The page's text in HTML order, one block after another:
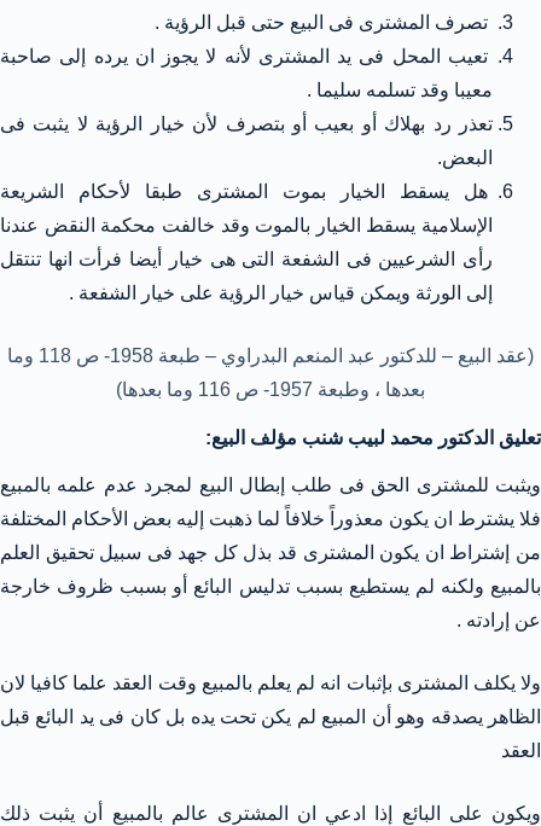
تصرف المشترى فى البيع حتى قبل الرؤية .
تعيب المحل فى يد المشترى لأنه لا يجوز ان يرده إلى صاحبة
معيبا وقد تسلمه سليما .
تعذر رد بهلاك أو بعيب أو بتصرف لأن خيار الرؤية لا يثبت فى
البعض.
هل يسقط الخيار بموت المشترى طبقا لأحكام الشريعة
الإسلامية يسقط الخيار بالموت وقد خالفت محكمة النقض عندنا
رأى الشرعيين فى الشفعة التى هى خيار أيضا فرأت انها تنتقل
إلى الورثة ويمكن قياس خيار الرؤية على خيار الشفعة .
(عقد البيع – للدكتور عبد المنعم البدراوي – طبعة 1958- ص 118 وما
بعدها ، وطبعة 1957- ص 116 وما بعدها)
تعليق الدكتور محمد لبيب شنب مؤلف البيع:
ويثبت للمشترى الحق فى طلب إبطال البيع لمجرد عدم علمه بالمبيع
فلا يشترط ان يكون معذوراً خلافاً لما ذهبت إليه بعض الأحكام المختلفة
من إشتراط ان يكون المشترى قد بذل كل جهد فى سبيل تحقيق العلم
بالمبيع ولكنه لم يستطيع بسبب تدليس البائع أو بسبب ظروف خارجة
عن إرادته .
ولا يكلف المشترى بإثبات انه لم يعلم بالمبيع وقت العقد علما كافيا لان
الظاهر يصدقه وهو أن المبيع لم يكن تحت يده بل كان فى يد البائع قبل
العقد
ويكون على البائع إذا ادعي ان المشترى عالم بالمبيع أن يثبت ذلك